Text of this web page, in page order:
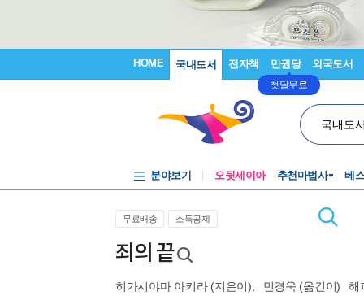
HOME 국내도서 전자책 만권당
첫달무료
외국도서
국내도
분야보기 오뒷세이아 추천마법사 베
무료배송 소득공제
죄의 끝
히가시야마 아키라(지은이), 민경욱 (옮긴이) 해